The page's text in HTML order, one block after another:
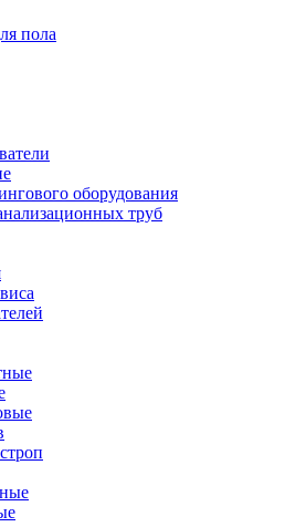
пола
оборудования
труб